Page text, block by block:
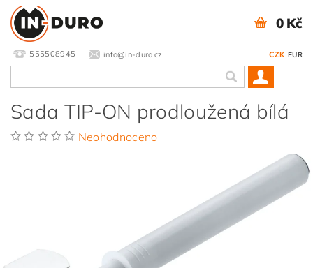
555508945 info@in-duro.cz CZK EUR
0 Kč
Sada TIP-ON prodloužená bílá
Neohodnoceno